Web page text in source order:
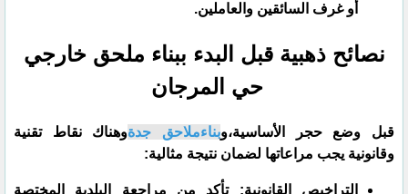
أو غرف السائقين والعاملين.
​نصائح ذهبية قبل البدء ببناء ملحق خارجي
حي المرجان
​قبل وضع حجر الأساسية،وبناءملاحق جدةوهناك نقاط تقنية
وقانونية يجب مراعاتها لضمان نتيجة مثالية:
​التراخيص القانونية: تأكد من مراجعة البلدية المختصة